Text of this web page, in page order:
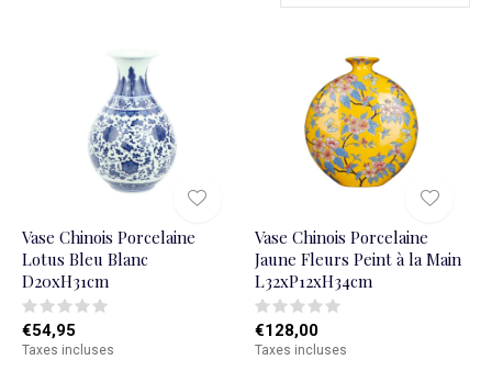
Vase Chinois Porcelaine
Lotus Bleu Blanc
D20xH31cm
€54,95
Taxes incluses
Vase Chinois Porcelaine
Jaune Fleurs Peint à la Main
L32xP12xH34cm
€128,00
Taxes incluses